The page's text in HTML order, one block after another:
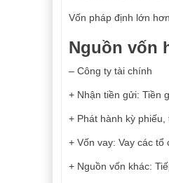
Vốn pháp định lớn
Nguồn vốn
– Công ty tài chính
+ Nhận tiền gửi: Tiền
+ Phát hành kỳ
+ Vốn vay: Vay các
+ Nguồn vốn khác: